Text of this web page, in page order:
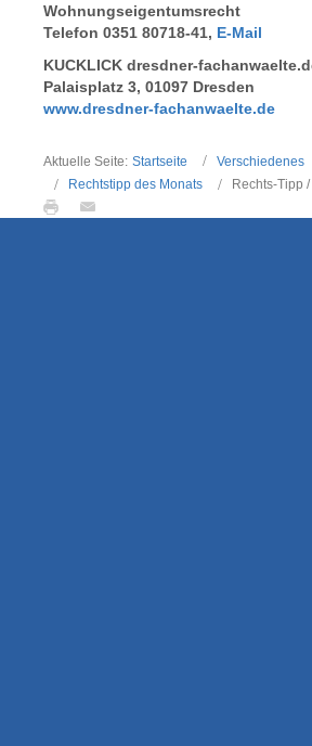
Wohnungseigentumsrecht
Telefon 0351 80718-41, E-Mail
KUCKLICK dresdner-
Palaisplatz 3, 01097 Dresden
www.dresdner-fachanwaelte.de
Aktuelle Seite: Startseite
Verschiedenes
Rechtstipp des Monats
Rechts-Tipp